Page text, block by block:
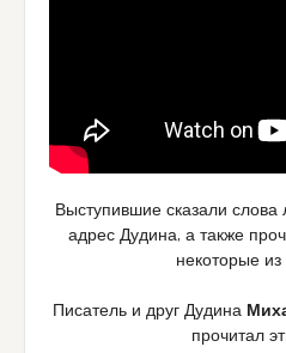
Выступившие сказали
адрес Дудина, а также
некоторые
Писатель и друг Дудина
прочитал